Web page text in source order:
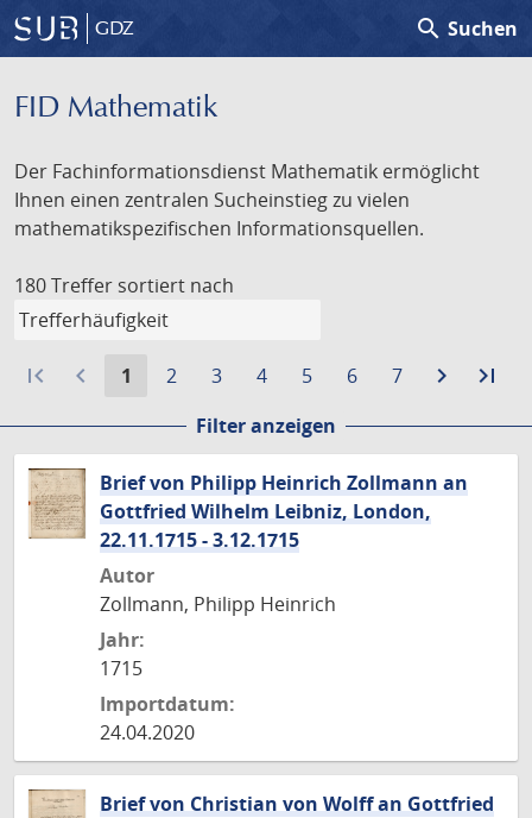
GDZ search Suchen
FID Mathematik
Der Fachinformationsdienst Mathematik ermöglicht
Ihnen einen zentralen Sucheinstieg zu vielen
mathematikspezifischen Informationsquellen.
180 Treffer sortiert nach
first_page navigate_before
Aktuelle
1
Gehe
Seite
2
Gehe
Seite
3
Gehe
Seite
4
Gehe
Seite
5
Gehe
Seite
6
Gehe
Seite
7 navigate_next
Zur
Seite
last_page
Filter anzeigen
Brief von Philipp Heinrich Zollmann an
Gottfried Wilhelm Leibniz, London,
22.11.1715 - 3.12.1715
Autor
Zollmann, Philipp Heinrich
Jahr:
1715
Importdatum:
24.04.2020
Brief von Christian von Wolff an Gottfried